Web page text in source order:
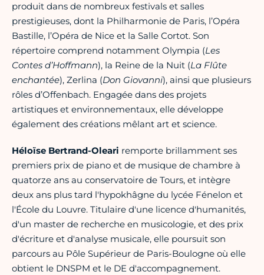
produit dans de nombreux festivals et salles
prestigieuses, dont la Philharmonie de Paris, l’Opéra
Bastille, l’Opéra de Nice et la Salle Cortot. Son
répertoire comprend notamment Olympia (Les
Contes d’Hoffmann), la Reine de la Nuit (La Flûte
enchantée), Zerlina (Don Giovanni), ainsi que plusieurs
rôles d’Offenbach. Engagée dans des projets
artistiques et environnementaux, elle développe
également des créations mêlant art et science.
Héloïse Bertrand-Oleari remporte brillamment ses
premiers prix de piano et de musique de chambre à
quatorze ans au conservatoire de Tours, et intègre
deux ans plus tard l'hypokhâgne du lycée Fénelon et
l'École du Louvre. Titulaire d'une licence d'humanités,
d'un master de recherche en musicologie, et des prix
d'écriture et d'analyse musicale, elle poursuit son
parcours au Pôle Supérieur de Paris-Boulogne où elle
obtient le DNSPM et le DE d'accompagnement.